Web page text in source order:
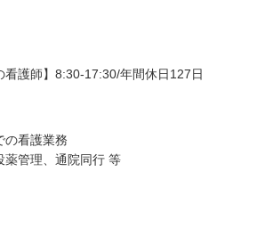
看護師】8:30-17:30/年間休日127日
の看護業務
薬管理、通院同行 等